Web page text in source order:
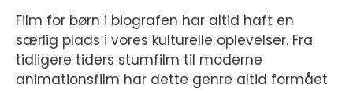
Film for børn i biografen har altid haft en
særlig plads i vores kulturelle oplevelser. Fra
tidligere tiders stumfilm til moderne
animationsfilm har dette genre altid formået